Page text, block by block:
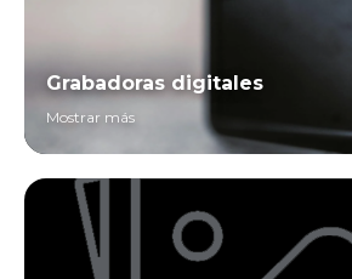
Grabadoras digitales
Mostrar más